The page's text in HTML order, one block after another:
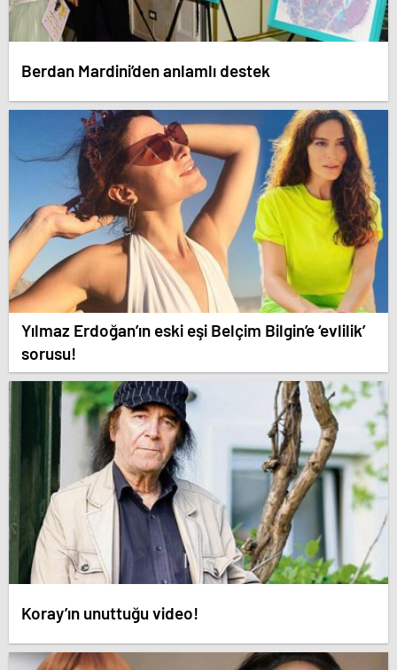
Berdan Mardini’den anlamlı destek
Yılmaz Erdoğan’ın eski eşi Belçim Bilgin’e ‘evlilik’
sorusu!
Koray’ın unuttuğu video!